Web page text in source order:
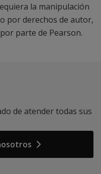
la manipulación
por derechos de autor,
parte de Pearson.
de atender todas sus